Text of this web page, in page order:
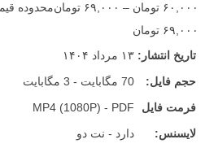
۶۰,۰۰۰ تومان – ۶۹,۰۰۰ تومان
۶۹,۰۰۰ تومان
تاریخ انتشار: ۱۳ مرداد ۱۴۰۴
حجم فایل:
70 مگابایت - 3 مگابایت
فرمت فایل
MP4 (1080P) - PDF
لایسنس:
دارد - نت دو